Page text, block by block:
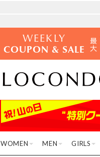
WEEKLY
COUPON & SALE
WOMEN MEN GIRLS